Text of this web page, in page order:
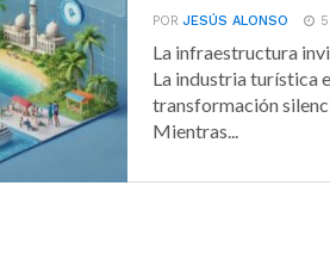
PORJESÚS ALONSO
La infraestructura
La industria turística
transformación
Mientras...